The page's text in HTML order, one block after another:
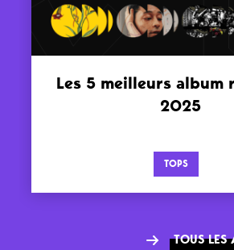
Les 5 meilleurs album
2025
TOPS
TOUS LES